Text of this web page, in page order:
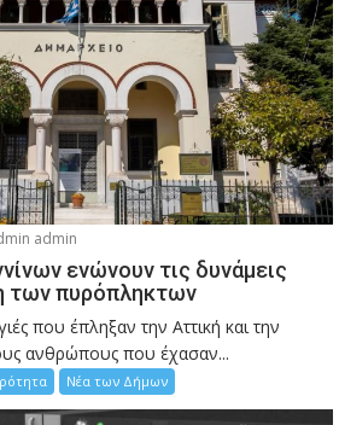
admin
ενώνουν τις δυνάμεις
των πυρόπληκτων
που έπληξαν την Αττική και την
ανθρώπους που έχασαν...
Νέα των Δήμων